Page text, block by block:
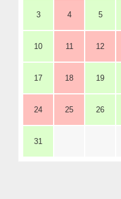
3 4 5
10 11 12
17 18 19
24 25 26
31